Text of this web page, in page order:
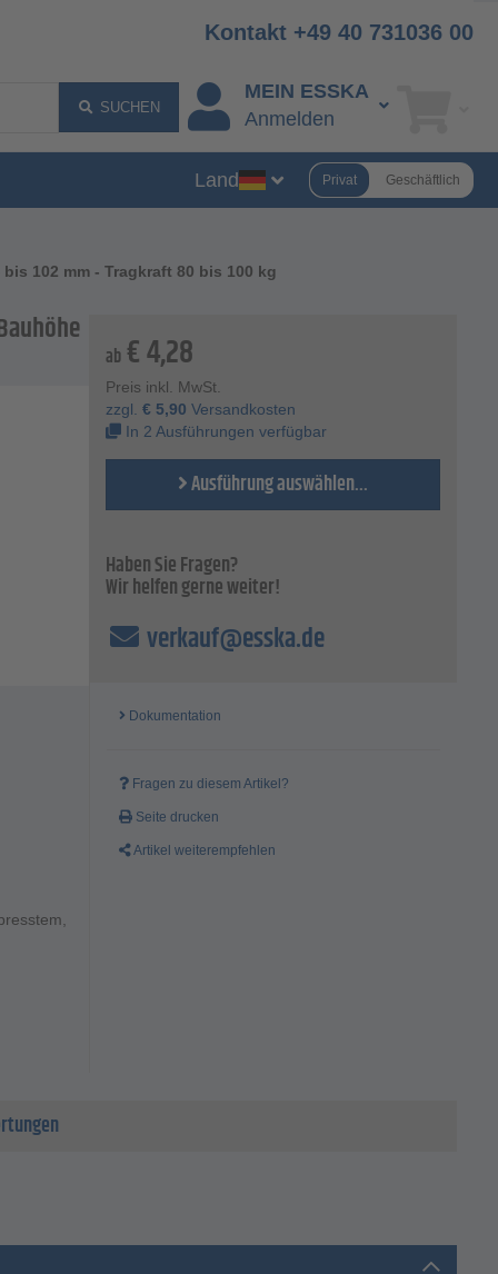
Kontakt +49 40 731036 00
SUCHEN
MEIN ESSKA
Anmelden
Land Privat Geschäftlich
102 mm - Tragkraft 80 bis 100 kg
ab €4,28
Preis inkl. MwSt.
zzgl.€ 5,90 Versandkosten
In 2 Ausführungen verfügbar
Ausführung auswählen...
Haben Sie Fragen?
Wir helfen gerne weiter!
verkauf@esska.de
Dokumentation
Fragen zu diesem Artikel?
Seite drucken
Artikel weiterempfehlen